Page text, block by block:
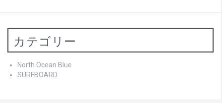
カテゴリー
North Ocean Blue
SURFBOARD